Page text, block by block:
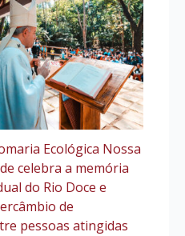
Ecológica Nossa
celebra a memória
do Rio Doce e
de
pessoas atingidas